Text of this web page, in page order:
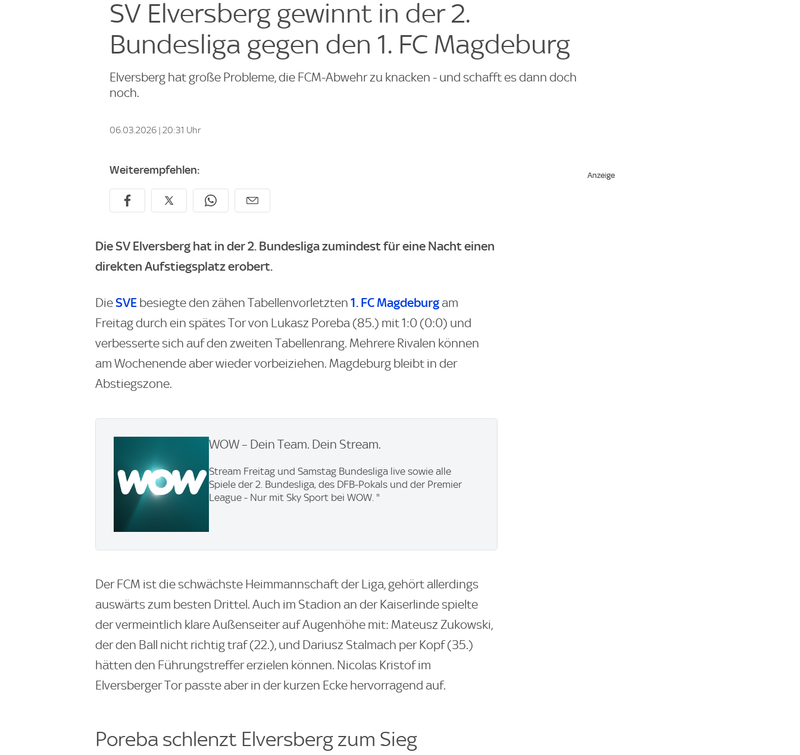
SV Elversberg gewinnt in der 2.
Bundesliga gegen den 1. FC Magdeburg
Elversberg hat große Probleme, die FCM-Abwehr zu knacken - und schafft es dann doch
noch.
06.03.2026 | 20:31 Uhr
Weiterempfehlen:
Die SV Elversberg hat in der 2. Bundesliga zumindest für eine Nacht einen
direkten Aufstiegsplatz erobert.
DieSVE besiegte den zähen Tabellenvorletzten 1. FC Magdeburgam
Freitag durch ein spätes Tor von Lukasz Poreba (85.) mit 1:0 (0:0) und
verbesserte sich auf den zweiten Tabellenrang. Mehrere Rivalen können
am Wochenende aber wieder vorbeiziehen. Magdeburg bleibt in der
Abstiegszone.
WOW – Dein Team. Dein Stream.
Stream Freitag und Samstag Bundesliga live sowie alle
Spiele der 2. Bundesliga, des DFB-Pokals und der Premier
League - Nur mit Sky Sport bei WOW. "
Der FCM ist die schwächste Heimmannschaft der Liga, gehört allerdings
auswärts zum besten Drittel. Auch im Stadion an der Kaiserlinde spielte
der vermeintlich klare Außenseiter auf Augenhöhe mit: Mateusz Zukowski,
der den Ball nicht richtig traf (22.), und Dariusz Stalmach per Kopf (35.)
hätten den Führungstreffer erzielen können. Nicolas Kristof im
Elversberger Tor passte aber in der kurzen Ecke hervorragend auf.
Poreba schlenzt Elversberg zum Sieg